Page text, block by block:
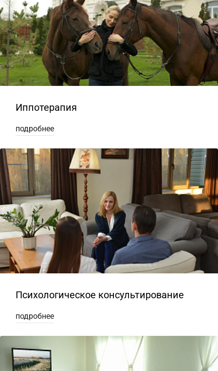
Иппотерапия
подробнее
Психологическое консультирование
подробнее